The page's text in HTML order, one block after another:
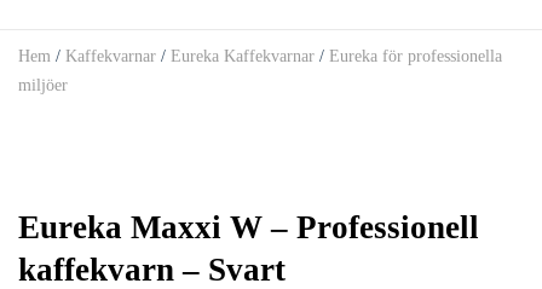
Hem / Kaffekvarnar / Eureka Kaffekvarnar / Eureka för professionella
miljöer
Eureka Maxxi W – Professionell
kaffekvarn – Svart